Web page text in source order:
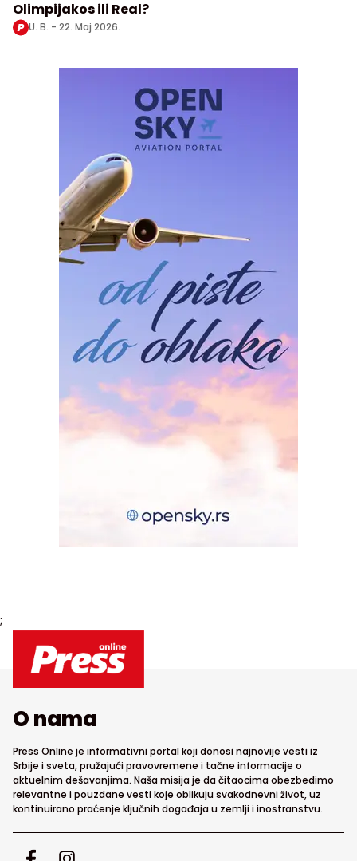
Olimpijakos ili Real?
U. B. - 22. Maj 2026.
;
O nama
Press Online je informativni portal koji donosi najnovije vesti iz
Srbije i sveta, pružajući pravovremene i tačne informacije o
aktuelnim dešavanjima. Naša misija je da čitaocima obezbedimo
relevantne i pouzdane vesti koje oblikuju svakodnevni život, uz
kontinuirano praćenje ključnih događaja u zemlji i inostranstvu.